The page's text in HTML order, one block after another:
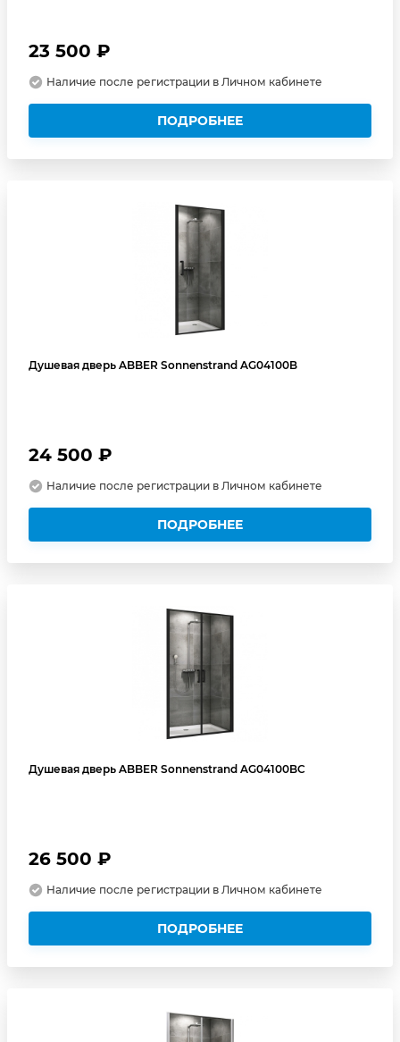
23 500 ₽
Наличие после регистрации в Личном кабинете
ПОДРОБНЕЕ
Душевая дверь ABBER Sonnenstrand AG04100B
24 500 ₽
Наличие после регистрации в Личном кабинете
ПОДРОБНЕЕ
Душевая дверь ABBER Sonnenstrand AG04100BC
26 500 ₽
Наличие после регистрации в Личном кабинете
ПОДРОБНЕЕ